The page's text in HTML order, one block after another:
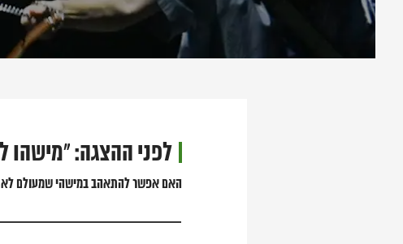
לפני ההצגה: "מישהו
האם אפשר להתאהב במישהי שמעולם